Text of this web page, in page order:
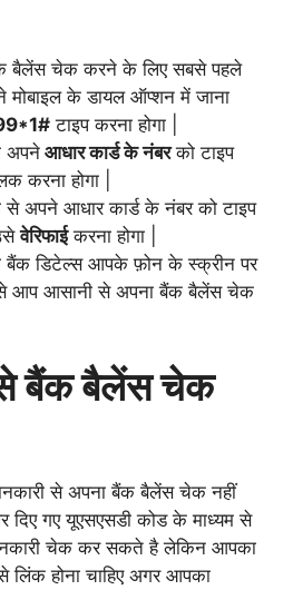
बैलेंस चेक करने के लिए सबसे पहले
के डायल ऑप्शन में जाना
टाइप करना होगा |
अपनेआधार कार्ड के नंबरको टाइप
करना होगा |
से अपने आधार कार्ड के नंबर को टाइप
वेरिफाईकरना होगा |
डिटेल्स आपके फ़ोन के स्क्रीन पर
आप आसानी से अपना बैंक बैलेंस चेक
से बैंक बैलेंस चेक
से अपना बैंक बैलेंस चेक नहीं
दिए गए यूएसएसडी कोड के माध्यम से
चेक कर सकते है लेकिन आपका
होना चाहिए अगर आपका